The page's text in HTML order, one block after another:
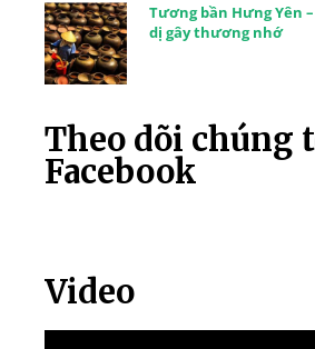
Tương bần Hưng Yên
dị gây thương nhớ
Theo dõi chúng
Facebook
Video